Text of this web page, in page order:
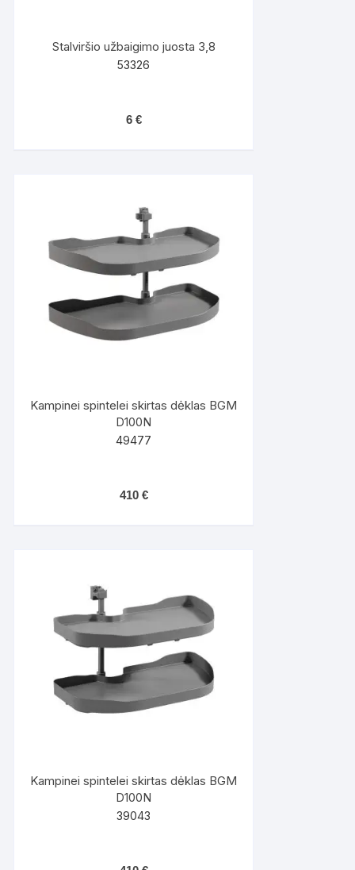
Stalviršio užbaigimo juosta 3,8
53326
6 €
Kampinei spintelei skirtas dėklas BGM
D100N
49477
410 €
Kampinei spintelei skirtas dėklas BGM
D100N
39043